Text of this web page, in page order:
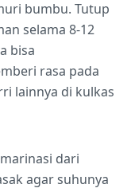
bumbu. Tutup
selama 8-12
bisa
rasa pada
lainnya di kulkas
dari
agar suhunya